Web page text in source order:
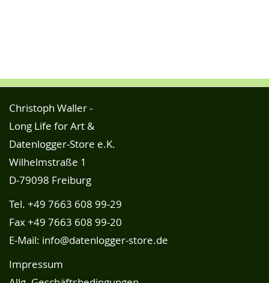
Christoph Waller -
Long Life for Art &
Datenlogger-Store e.K.
Wilhelmstraße 1
D-79098 Freiburg
Tel. +49 7663 608 99-29
Fax +49 7663 608 99-20
E-Mail: info@datenlogger-store.de
Impressum